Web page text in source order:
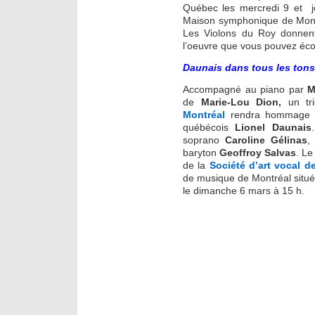
Québec les mercredi 9 et
Maison symphonique de
Les Violons du Roy
l’oeuvre que vous pouvez
Daunais dans tous les tons
Accompagné au piano par
de Marie-Lou Dion, un
Montréal rendra
québécois Lionel Daunais
sopranoCaroline Gélinas
baryton Geoffroy Salvas .
de la Société d’art vocal
de musique de Montréal
le dimanche 6 mars à 15 h.